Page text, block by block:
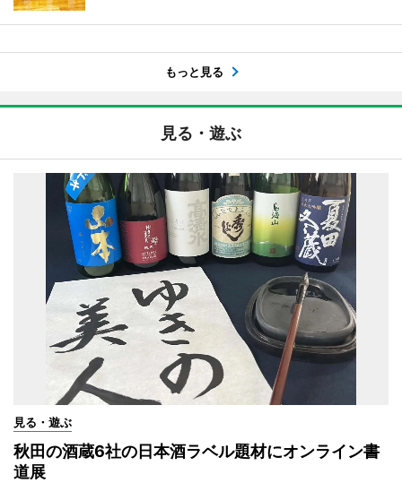
もっと見る
見る・遊ぶ
見る・遊ぶ
秋田の酒蔵6社の日本酒ラベル題材にオンライン書
道展